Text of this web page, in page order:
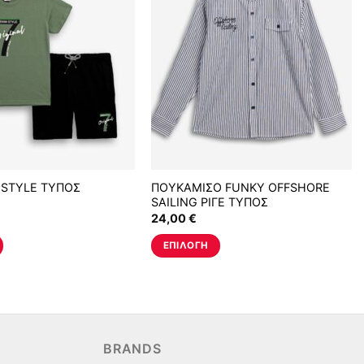
ΤΥΠΟΣ
ΠΟΥΚΑΜΙΣΟ FUNKY OFFSHORE
SAILING ΡΙΓΕ ΤΥΠΟΣ
24,00€
ΕΠΙΛΟΓΉ
πολλαπλές
BRANDS